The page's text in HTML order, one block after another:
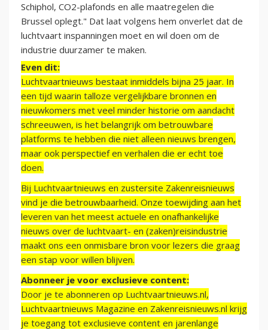
Schiphol, CO2-plafonds en alle maatregelen die
Brussel oplegt." Dat laat volgens hem onverlet dat de
luchtvaart inspanningen moet en wil doen om de
industrie duurzamer te maken.
Even dit:
Luchtvaartnieuws bestaat inmiddels bijna 25 jaar. In
een tijd waarin talloze vergelijkbare bronnen en
nieuwkomers met veel minder historie om aandacht
schreeuwen, is het belangrijk om betrouwbare
platforms te hebben die niet alleen nieuws brengen,
maar ook perspectief en verhalen die er echt toe
doen.
Bij Luchtvaartnieuws en zustersite Zakenreisnieuws
vind je die betrouwbaarheid. Onze toewijding aan het
leveren van het meest actuele en onafhankelijke
nieuws over de luchtvaart- en (zaken)reisindustrie
maakt ons een onmisbare bron voor lezers die graag
een stap voor willen blijven.
Abonneer je voor exclusieve content:
Door je te abonneren op Luchtvaartnieuws.nl,
Luchtvaartnieuws Magazine en Zakenreisnieuws.nl krijg
je toegang tot exclusieve content en jarenlange